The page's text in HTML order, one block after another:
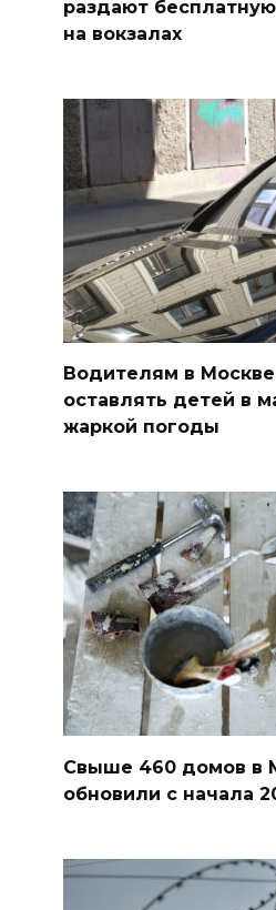
раздают
на вокзалах
Водителям в
оставлять детей в
жаркой погоды
Свыше 460 домов в
обновили с начала